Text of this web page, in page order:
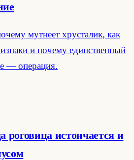
мутнеет хрусталик, как
и почему единственный
— операция.
роговица истончается и